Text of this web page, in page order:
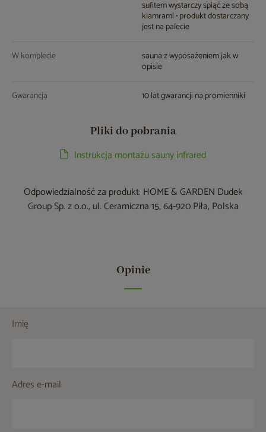
sufitem wystarczy spiąć ze sobą
klamrami • produkt dostarczany
jest na palecie
W komplecie sauna z wyposażeniem jak w
opisie
Gwarancja 10 lat gwarancji na promienniki
Pliki do pobrania
Instrukcja montażu sauny infrared
Odpowiedzialność za produkt: HOME & GARDEN Dudek
Group Sp. z o.o., ul. Ceramiczna 15, 64-920 Piła, Polska
Opinie
Imię
Adres e-mail